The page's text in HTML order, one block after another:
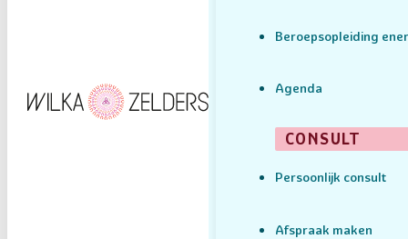
Beroepsopleiding
Agenda
CONSULT
Persoonlijk consult
Afspraak maken